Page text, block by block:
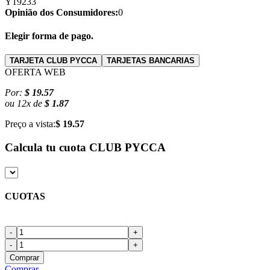
Opinião dos Consumidores:0
Elegir forma de pago.
TARJETA CLUB PYCCA TARJETAS BANCARIAS
OFERTA WEB
Por: $ 19.57
ou 12x de $ 1.87
Preço a vista:$ 19.57
Calcula tu cuota CLUB PYCCA
CUOTAS
-
+
-
+
Comprar